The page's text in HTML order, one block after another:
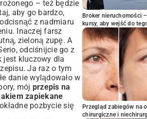
– też będzie
aby go bardzo,
z nadmiaru
Inaczej farsz
zieloną zupę. A
odciśnijcie go z
jest kluczowy dla
Ja raz o tym
danie wylądowało w
mój przepis na
zapiekane
pozbycie się
Broker nieruchomości
kursy, aby wejść do
Przegląd zabiegów na
chirurgiczne i